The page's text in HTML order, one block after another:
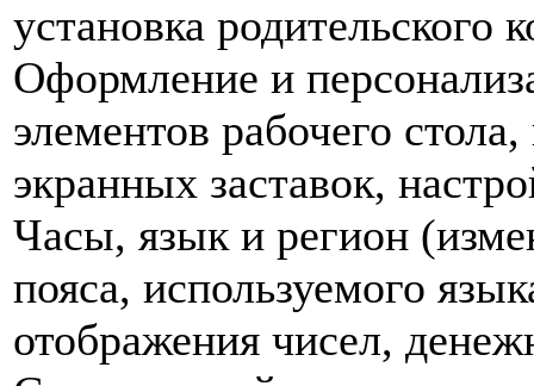
установка родительского
Оформление и
элементов рабочего
экранных заставок,
Часы, язык и регион
пояса, используемого
отображения чисел,